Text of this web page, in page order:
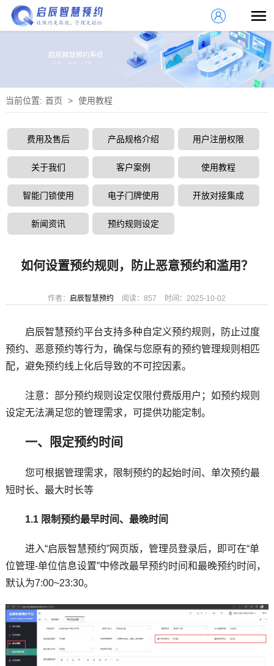
当前位置: 首页 > 使用教程
费用及售后 产品规格介绍 用户注册权限
关于我们 客户案例 使用教程
智能门锁使用 电子门牌使用 开放对接集成
新闻资讯 预约规则设定
如何设置预约规则，防止恶意预约和滥用？
作者：启辰智慧预约 阅读：857 时间：2025-10-02
启辰智慧预约平台支持多种自定义预约规则，防止过度
预约、恶意预约等行为，确保与您原有的预约管理规则相匹
配，避免预约线上化后导致的不可控因素。
注意：部分预约规则设定仅限付费版用户；如预约规则
设定无法满足您的管理需求，可提供功能定制。
一、限定预约时间
您可根据管理需求，限制预约的起始时间、单次预约最
短时长、最大时长等
1.1 限制预约最早时间、最晚时间
进入“启辰智慧预约”网页版，管理员登录后，即可在“单
位管理-单位信息设置”中修改最早预约时间和最晚预约时间，
默认为7:00~23:30。